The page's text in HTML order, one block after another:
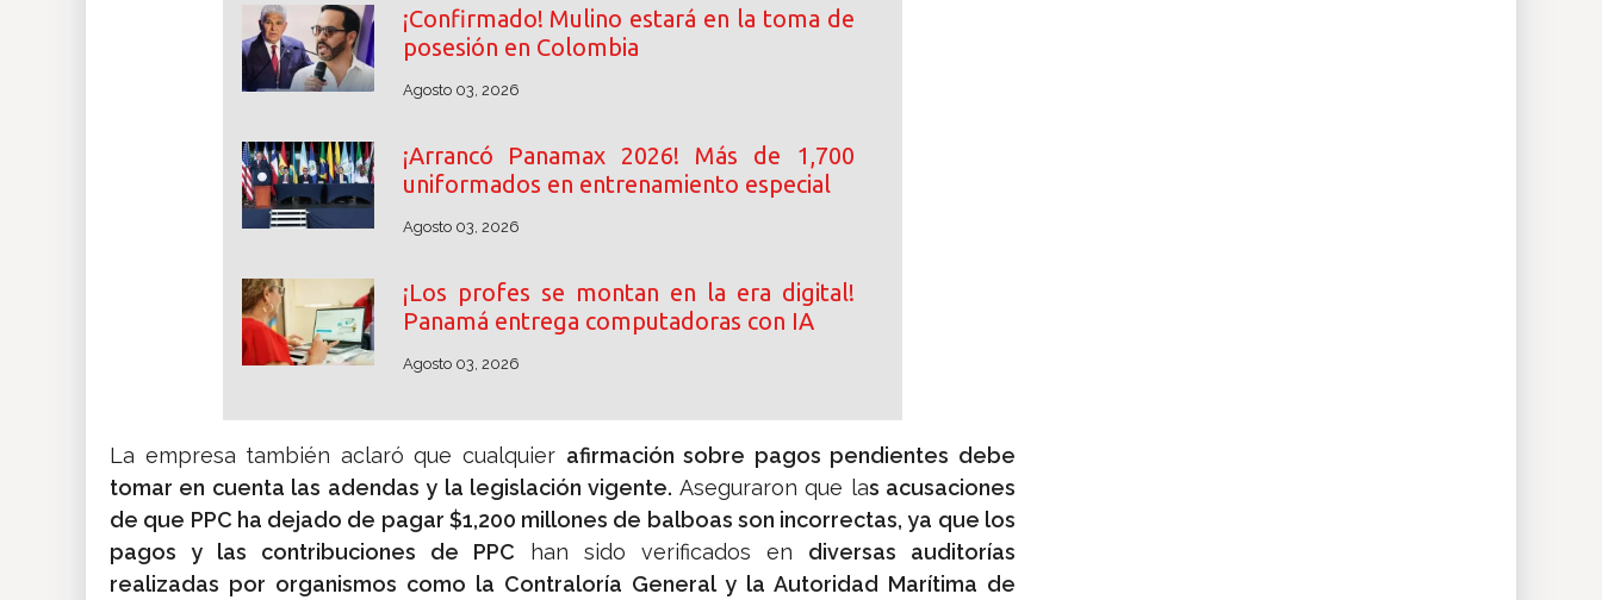
¡Confirmado! Mulino estará en la toma de
posesión en Colombia
Agosto 03, 2026
¡Arrancó Panamax 2026! Más de 1,700
uniformados en entrenamiento especial
Agosto 03, 2026
¡Los profes se montan en la era digital!
Panamá entrega computadoras con IA
Agosto 03, 2026
La empresa también aclaró que cualquier afirmación sobre pagos pendientes debe
tomar en cuenta las adendas y la legislación vigente. Aseguraron que las acusaciones
de que PPC ha dejado de pagar $1,200 millones de balboas son incorrectas, ya que los
pagos y las contribuciones de PPC han sido verificados en diversas auditorías
realizadas por organismos como la Contraloría General y la Autoridad Marítima de